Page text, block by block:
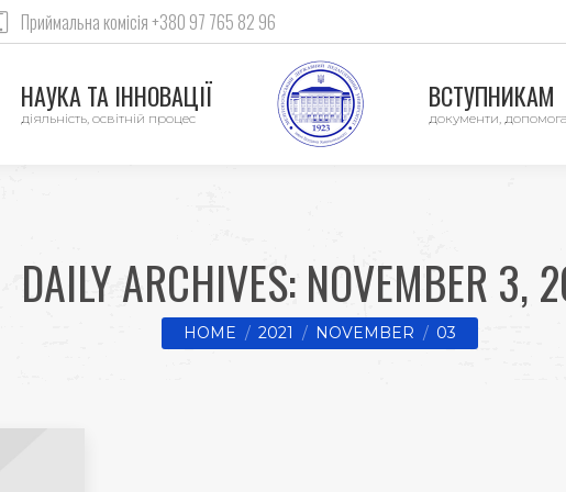
Приймальна комісія +380 97 765 82 96
НАУКА ТА ІННОВАЦІЇ
діяльність, освітній процес
ВСТУПНИКАМ
документи, допомога
DAILY ARCHIVES: NOVEMBER 3,
You are here:
HOME 2021 NOVEMBER 03